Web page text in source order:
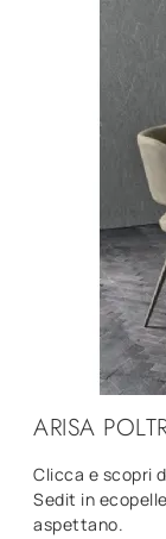
ARISA
Clicca e scopri
Sedit in
aspettano.